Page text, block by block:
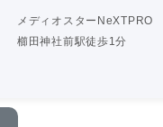
メディオスターNeXTPRO
櫛田神社前駅徒歩1分